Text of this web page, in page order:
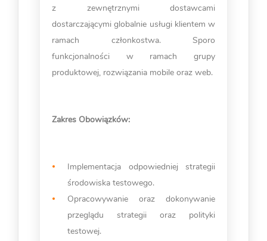
z zewnętrznymi dostawcami
dostarczającymi globalnie usługi klientem w
ramach członkostwa. Sporo
funkcjonalności w ramach grupy
produktowej, rozwiązania mobile oraz web.
Zakres Obowiązków:
Implementacja odpowiedniej strategii
środowiska testowego.
Opracowywanie oraz dokonywanie
przeglądu strategii oraz polityki
testowej.